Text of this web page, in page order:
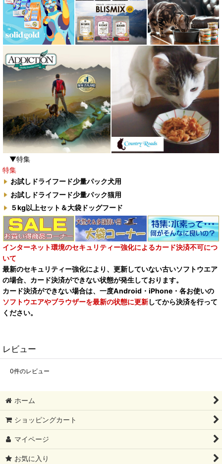
▼特集
特集
お試しドライフード少量パック犬用
お試しドライフード少量パック猫用
５kg以上セット＆大袋ドッグフード
インターネット環境のセキュリティー強化によるカード決済不可につ
いて
最新のセキュリティー強化により、更新していない古いソフトウエア
の場合、カード決済ができない状態が発生しております。
カード決済ができない場合は、一度Android・iPhone・各お使いの
ソフトウエアやブラウザーを最新の状態に更新してから決済を行って
ください。
レビュー
0件のレビュー
ホーム
ショッピングカート
マイページ
お気に入り